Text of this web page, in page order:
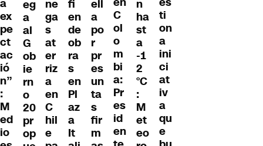
a
ex
pe
ct
ac
ió
n”
:
M
ed
io
eg
a
al
G
ob
ie
rn
o
20
pr
op
ne
ga
s
at
er
riz
a
en
C
hil
e
fi
en
de
ob
ra
s
en
Pl
az
a
It
ell
a
po
r
pr
es
un
ta
s
fir
m
C
ol
o
m
bi
a:
Pr
es
id
en
n
ha
st
a
-1
2
°C
:
M
et
eo
ti
on
a
ini
ci
at
iv
a
qu
e